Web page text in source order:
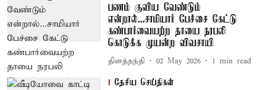
பணம் குவிய வேண்டும்
என்றால்...சாமியார் பேச்சை கேட்டு
கண்பார்வையற்ற தாயை நரபலி
கொடுக்க முயன்ற விவசாயி
தினத்தந்தி 02 May 2026 1 min read
தேசிய செய்திகள்